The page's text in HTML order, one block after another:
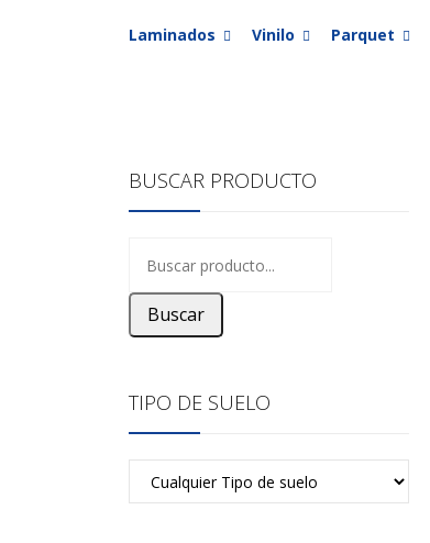
Laminados Vinilo Parquet
BUSCAR PRODUCTO
Buscar
TIPO DE SUELO